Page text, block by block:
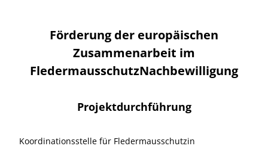
Förderung der europäischen
Zusammenarbeit im
FledermausschutzNachbewilligung
Projektdurchführung
Koordinationsstelle für Fledermausschutzin